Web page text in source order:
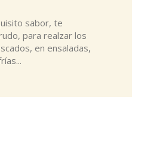
sabor, te
para realzar los
en ensaladas,